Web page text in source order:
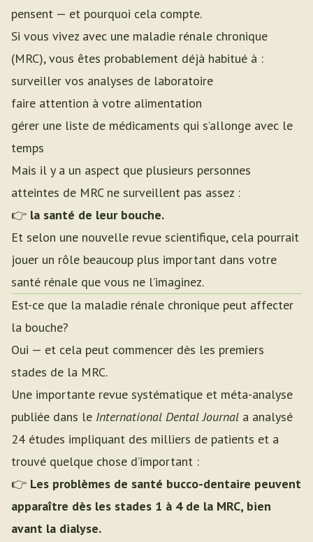
pensent — et pourquoi cela compte.
Si vous vivez avec une maladie rénale chronique
(MRC), vous êtes probablement déjà habitué à :
surveiller vos analyses de laboratoire
faire attention à votre alimentation
gérer une liste de médicaments qui s’allonge avec le
temps
Mais il y a un aspect que plusieurs personnes
atteintes de MRC ne surveillent pas assez :
👉 la santé de leur bouche.
Et selon une nouvelle revue scientifique, cela pourrait
jouer un rôle beaucoup plus important dans votre
santé rénale que vous ne l’imaginez.
Est-ce que la maladie rénale chronique peut affecter
la bouche?
Oui — et cela peut commencer dès les premiers
stades de la MRC.
Une importante revue systématique et méta-analyse
publiée dans le International Dental Journal a analysé
24 études impliquant des milliers de patients et a
trouvé quelque chose d’important :
👉 Les problèmes de santé bucco-dentaire peuvent
apparaître dès les stades 1 à 4 de la MRC, bien
avant la dialyse.